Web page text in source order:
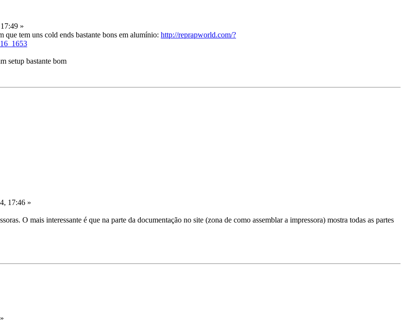
»
tem uns cold ends bastante bons em alumínio: http://reprapworld.com/?
setup bastante bom
17:46 »
O mais interessante é que na parte da documentação no site (zona de como assemblar a impressora) mostra todas as partes
»